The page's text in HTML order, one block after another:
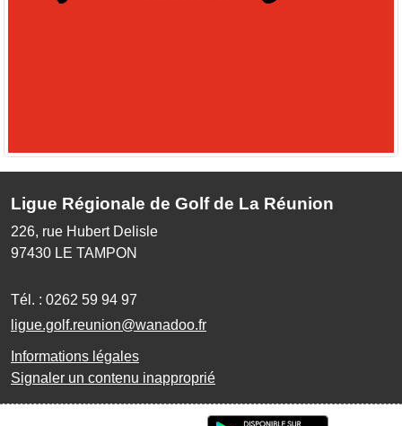
Ligue Régionale de Golf de La Réunion
226, rue Hubert Delisle
97430 LE TAMPON
Tél. : 0262 59 94 97
ligue.golf.reunion@wanadoo.fr
Informations légales
Signaler un contenu inapproprié